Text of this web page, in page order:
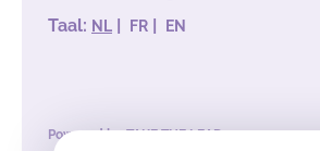
Taal: NL | FR | EN
Powered byTAKE THE LEAD